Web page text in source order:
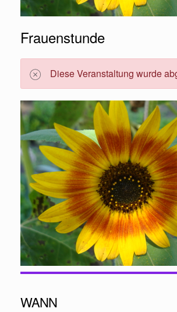
Frauenstunde
Diese Veranstaltung wurde
WANN